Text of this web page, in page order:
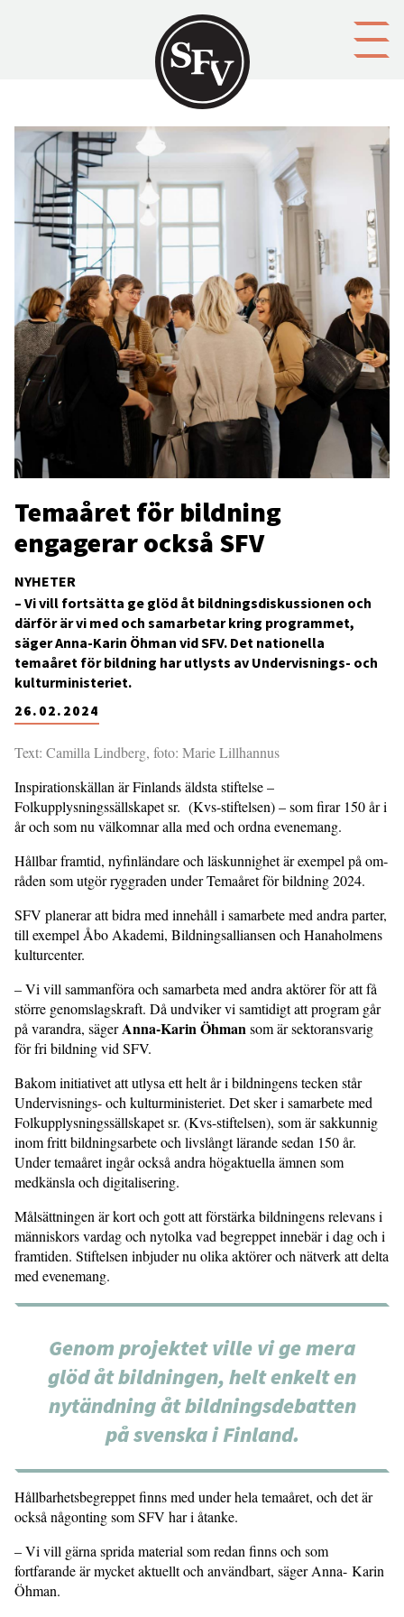
NYHETER
Temaåret för bildning
engagerar också SFV
26.02.2024
– Vi vill fortsätta ge glöd åt bildningsdiskussionen och
därför är vi med och samarbetar kring programmet,
säger Anna-Karin Öhman vid SFV. Det nationella
temaåret för bildning har utlysts av Undervisnings- och
kulturministeriet.
Text: Camilla Lindberg, foto: Marie Lillhannus
Inspirationskällan är Finlands äldsta stiftelse –
Folkupplysningssällskapet sr. (Kvs-stiftelsen) – som firar 150 år i
år och som nu välkomnar alla med och ordna evenemang.
Hållbar framtid, nyfinlän­dare och läskunnig­het är exempel på om­
råden som utgör rygg­raden under Temaåret för bildning 2024.
SFV planerar att bidra med innehåll i samarbete med andra parter,
till exempel Åbo Akademi, Bildningsalliansen och Hanaholmens
kulturcenter.
– Vi vill sammanföra och samarbeta med andra aktörer för att få
större genom­slagskraft. Då undviker vi samtidigt att program går
på varandra, sägerAnna-Karin Öhmansom är sektoransvarig
för fri bildning vid SFV.
Bakom initiativet att utlysa ett helt år i bildningens tecken står
Undervisnings- och kulturministeriet. Det sker i samarbete med
Folkupplysningssällskapet sr. (Kvs-stiftelsen), som är sakkunnig
inom fritt bildningsarbete och livslångt lärande sedan 150 år.
Under temaåret ingår också andra högaktuella ämnen som
medkänsla och digitalisering.
Målsättningen är kort och gott att för­stärka bildningens relevans i
männi­skors vardag och nytolka vad begreppet innebär i dag och i
framtiden. Stiftelsen inbjuder nu olika aktörer och nätverk att delta
med evenemang.
Genom projektet ville vi ge mera
glöd åt bildningen, helt enkelt en
nytändning åt bildningsdebatten
på svenska i Fin­land.
Hållbarhetsbegreppet finns med under hela temaåret, och det är
också någonting som SFV har i åtanke.
– Vi vill gärna sprida material som redan finns och som
fortfarande är mycket aktuellt och användbart, säger Anna- Karin
Öhman.